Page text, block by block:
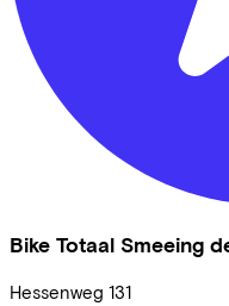
Bike Totaal Smeeing
Hessenweg 131